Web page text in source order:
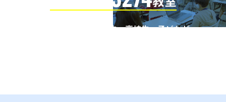
全国の小学生・中学生・高校生・子どもが